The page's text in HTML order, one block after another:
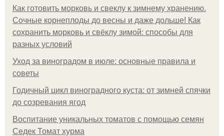
Как готовить морковь и свеклу к зимнему хранению.
Сочные корнеплоды до весны и даже дольше! Как
сохранить морковь и свёклу зимой: способы для
разных условий
Уход за виноградом в июле: основные правила и
советы
Годичный цикл виноградного куста: от зимней спячки
до созревания ягод
Воспитание уникальных томатов с помощью семян
Седек Томат хурма